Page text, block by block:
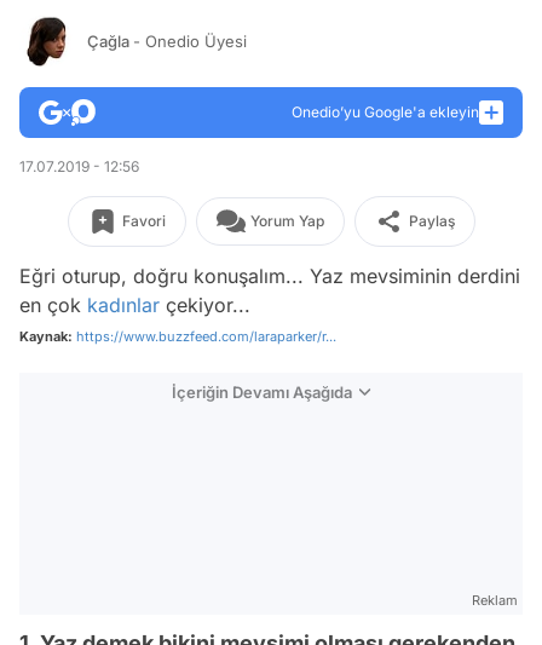
Çağla - Onedio Üyesi
Onedio’yu Google'a ekleyin
17.07.2019 - 12:56
Favori Yorum Yap Paylaş
Eğri oturup, doğru konuşalım... Yaz mevsiminin derdini
en çok kadınlar çekiyor...
Kaynak: https://www.buzzfeed.com/laraparker/r...
İçeriğin Devamı Aşağıda
Reklam